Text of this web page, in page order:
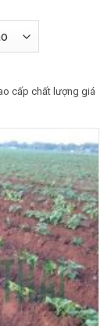
cấp chất lượng giá